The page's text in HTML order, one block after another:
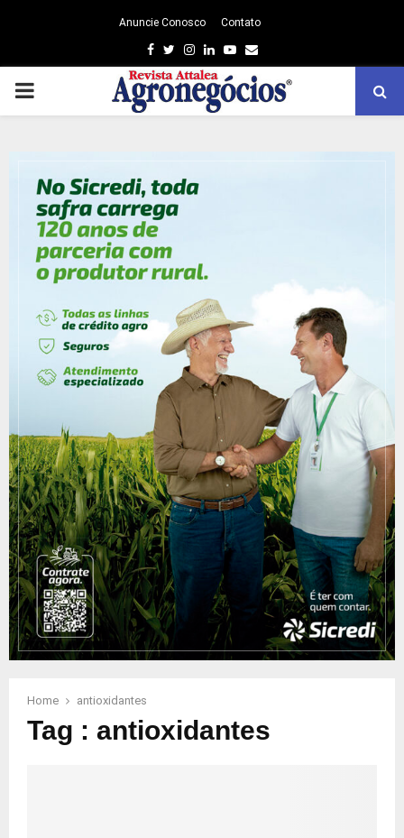
Anuncie Conosco Contato
Facebook
TwitterInstagram
LinkedinYoutube
Email
PRIMARY
Home antioxidantes
Tag : antioxidantes